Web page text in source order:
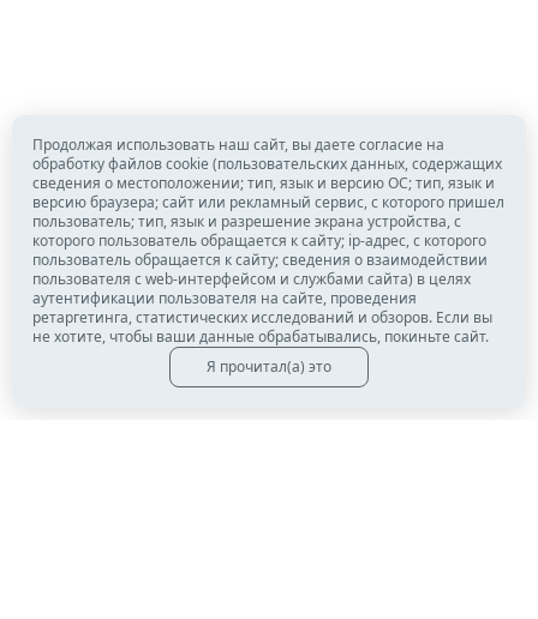
Продолжая использовать наш сайт, вы даете согласие на
обработку файлов cookie (пользовательских данных, содержащих
сведения о местоположении; тип, язык и версию ОС; тип, язык и
версию браузера; сайт или рекламный сервис, с которого пришел
пользователь; тип, язык и разрешение экрана устройства, с
которого пользователь обращается к сайту; ip-адрес, с которого
пользователь обращается к сайту; сведения о взаимодействии
пользователя с web-интерфейсом и службами сайта) в целях
аутентификации пользователя на сайте, проведения
ретаргетинга, статистических исследований и обзоров. Если вы
не хотите, чтобы ваши данные обрабатывались, покиньте сайт.
Я прочитал(а) это